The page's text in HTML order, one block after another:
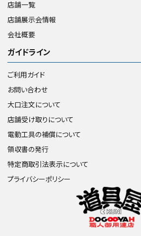
店舗一覧
店舗展示会情報
会社概要
ガイドライン
ご利用ガイド
お問い合わせ
大口注文について
店舗受け取りについて
電動工具の補償について
領収書の発行
特定商取引法表示について
プライバシーポリシー